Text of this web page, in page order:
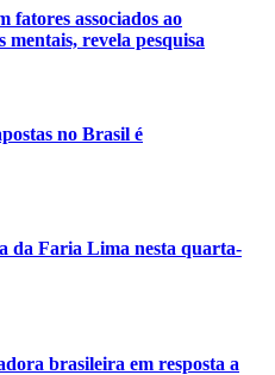
fatores associados ao
revela pesquisa
no Brasil é
da Faria Lima nesta quarta-
brasileira em resposta a